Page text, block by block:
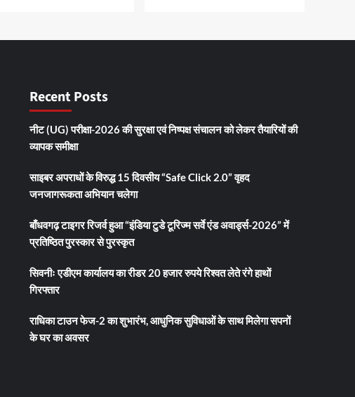
Recent Posts
नीट (UG) परीक्षा-2026 की सुरक्षा एवं निष्पक्ष संचालन को लेकर तैयारियों की
व्यापक समीक्षा
साइबर अपराधों के विरुद्ध 15 दिवसीय “Safe Click 2.0” वृहद
जनजागरूकता अभियान चलेगा
बाँधवगढ़ टाइगर रिजर्व हुआ “इंडिया टुडे टूरिज्म सर्वे एंड अवार्ड्स-2026” में
प्रतिष्ठित पुरस्कार से पुरस्कृत
सिवनीः एडीएम कार्यालय का रीडर 20 हजार रुपये रिश्वत लेते रंगे हाथों
गिरफ्तार
राधिका टाउन फेज-2 का शुभारंभ, आधुनिक सुविधाओं के साथ मिलेगा सपनों
के घर का अवसर